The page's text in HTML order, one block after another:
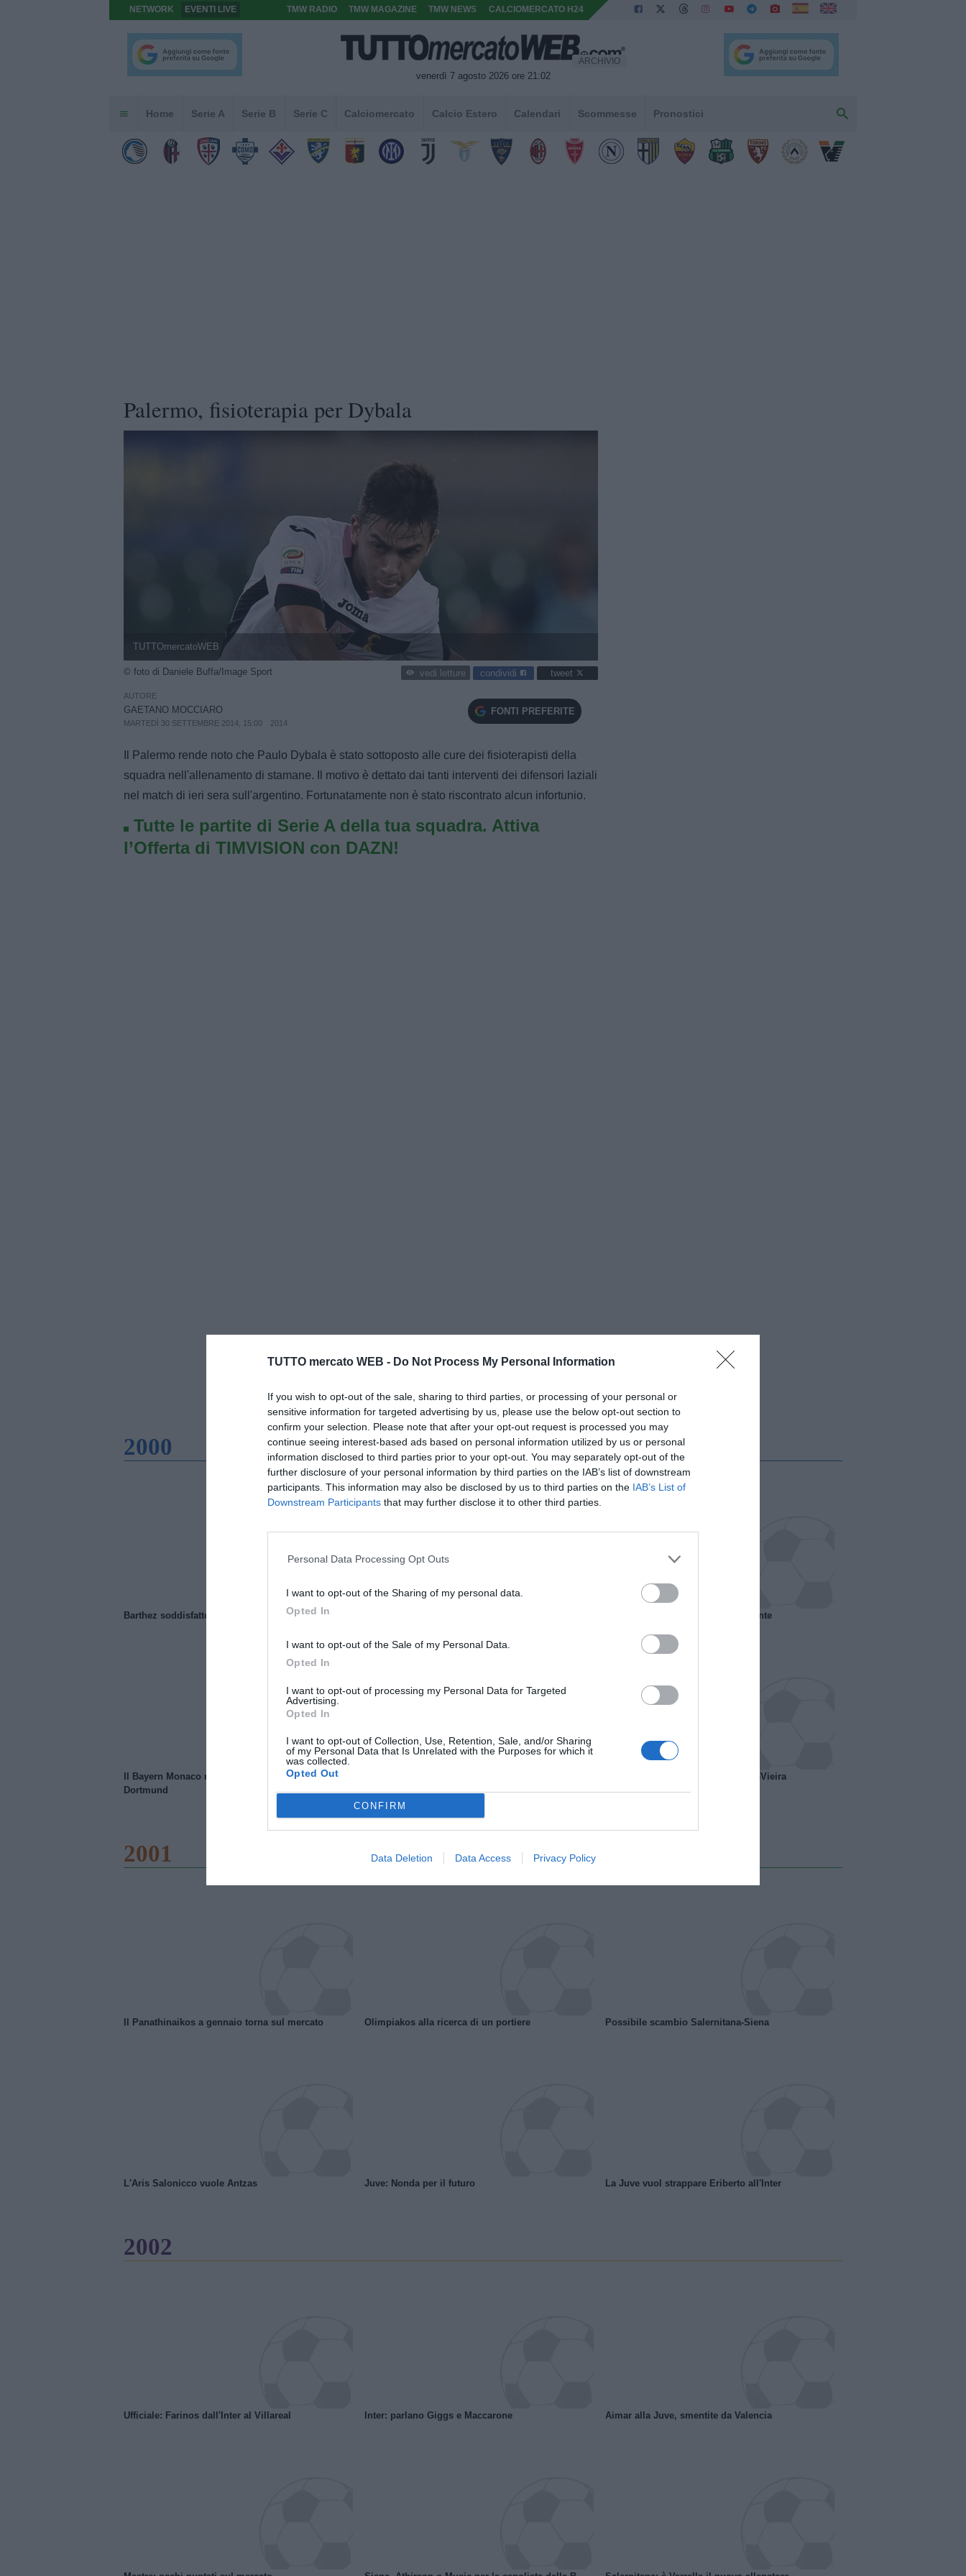
TUTTO mercato WEB - Do Not Process My Personal Information
If you wish to opt-out of the sale, sharing to third parties, or processing of your personal or
sensitive information for targeted advertising by us, please use the below opt-out section to
confirm your selection. Please note that after your opt-out request is processed you may
continue seeing interest-based ads based on personal information utilized by us or personal
information disclosed to third parties prior to your opt-out. You may separately opt-out of the
further disclosure of your personal information by third parties on the IAB’s list of downstream
participants. This information may also be disclosed by us to third parties on the IAB’s List of
Downstream Participants that may further disclose it to other third parties.
Personal Data Processing Opt Outs
I want to opt-out of the Sharing of my personal data.
Opted In
I want to opt-out of the Sale of my Personal Data.
Opted In
I want to opt-out of processing my Personal Data for Targeted
Advertising.
Opted In
I want to opt-out of Collection, Use, Retention, Sale, and/or Sharing
of my Personal Data that Is Unrelated with the Purposes for which it
was collected.
Opted Out
CONFIRM
Data Deletion Data Access Privacy Policy
NETWORK EVENTI LIVE TMW RADIO TMW MAGAZINE TMW NEWS CALCIOMERCATO H24
venerdì 7 agosto 2026 ore 21:02
ARCHIVIO
Home Serie A Serie B Serie C Calciomercato Calcio Estero Calendari Scommesse Pronostici
Palermo, fisioterapia per Dybala
TUTTOmercatoWEB
© foto di Daniele Buffa/Image Sport vedi letture condividi tweet
AUTORE
GAETANO MOCCIARO
MARTEDÌ 30 SETTEMBRE 2014, 15:00 2014
FONTI PREFERITE
Il Palermo rende noto che Paulo Dybala è stato sottoposto alle cure dei fisioterapisti della
squadra nell'allenamento di stamane. Il motivo è dettato dai tanti interventi dei difensori laziali
nel match di ieri sera sull'argentino. Fortunatamente non è stato riscontrato alcun infortunio.
Tutte le partite di Serie A della tua squadra. Attiva
l’Offerta di TIMVISION con DAZN!
2000
Barthez soddisfatto del Manchester United Francia, il Marsiglia senza presidente
Il Bayern Monaco ridimensiona il Borussia
Dortmund
A gennaio ipotesi scambio Davids-Vieira
2001
Il Panathinaikos a gennaio torna sul mercato Olimpiakos alla ricerca di un portiere Possibile scambio Salernitana-Siena
L'Aris Salonicco vuole Antzas Juve: Nonda per il futuro La Juve vuol strappare Eriberto all'Inter
2002
Ufficiale: Farinos dall'Inter al Villareal Inter: parlano Giggs e Maccarone Aimar alla Juve, smentite da Valencia